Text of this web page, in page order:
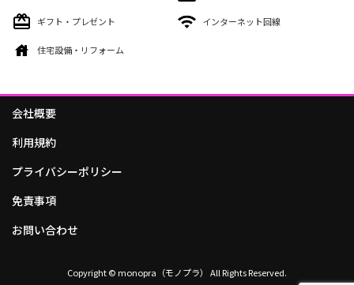
ギフト・プレゼント インターネット回線
住宅設備・リフォーム
会社概要
利用規約
プライバシーポリシー
免責事項
お問い合わせ
Copyright © monopra（モノプラ） All Rights Reserved.